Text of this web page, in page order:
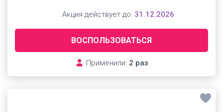
ВОСПОЛЬЗОВАТЬСЯ
Применили: 2 раз
Акция действует до: 31.12.2026